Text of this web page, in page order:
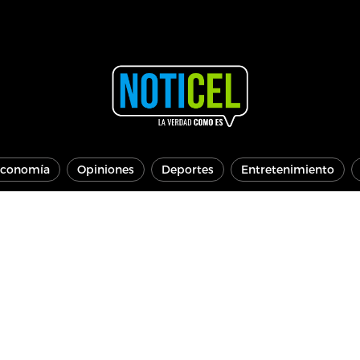
Opiniones Deportes Entretenimiento